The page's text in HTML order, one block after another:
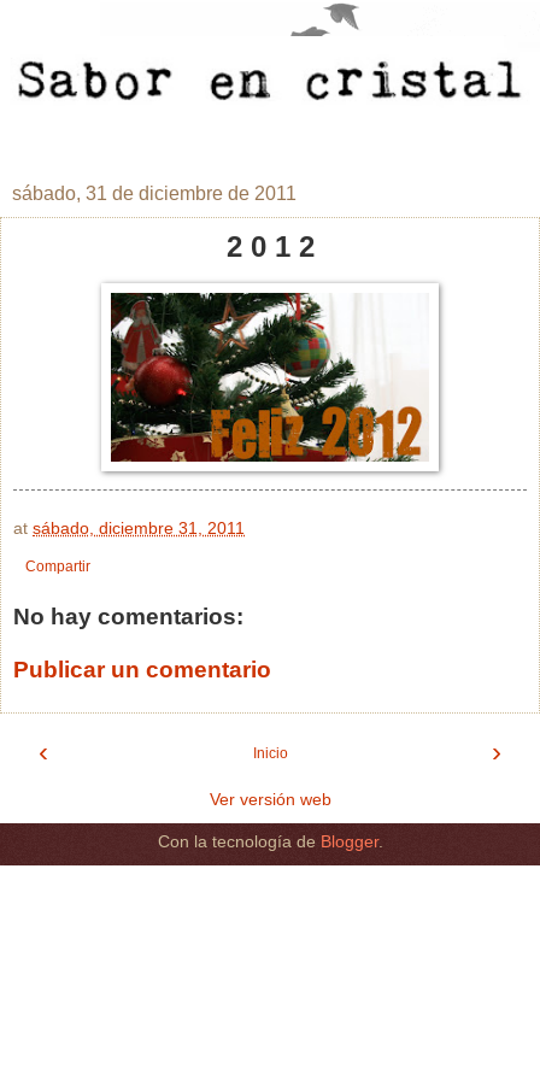
sábado, 31 de diciembre de 2011
2 0 1 2
at sábado, diciembre 31, 2011
Compartir
No hay comentarios:
Publicar un comentario
‹ ›
Inicio
Ver versión web
Con la tecnología de Blogger.